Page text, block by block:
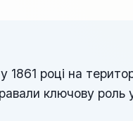
році на
ключову роль у